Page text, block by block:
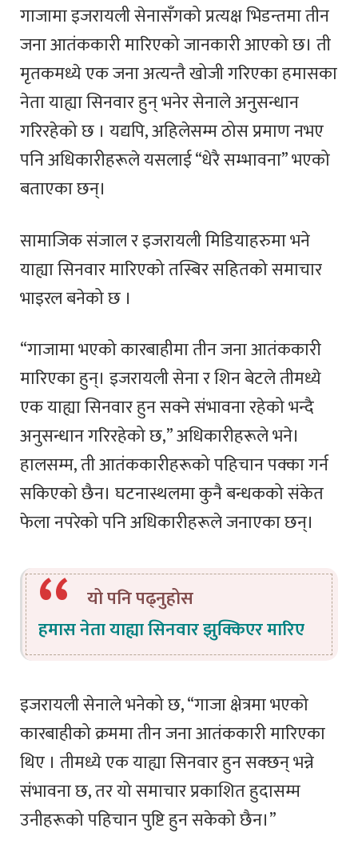
गाजामा इजरायली सेनासँगको प्रत्यक्ष भिडन्तमा तीन
जना आतंककारी मारिएको जानकारी आएको छ। ती
मृतकमध्ये एक जना अत्यन्तै खोजी गरिएका हमासका
नेता याह्या सिनवार हुन् भनेर सेनाले अनुसन्धान
गरिरहेको छ । यद्यपि, अहिलेसम्म ठोस प्रमाण नभए
पनि अधिकारीहरूले यसलाई “धेरै सम्भावना” भएको
बताएका छन्।
सामाजिक संजाल र इजरायली मिडियाहरुमा भने
याह्या सिनवार मारिएको तस्बिर सहितको समाचार
भाइरल बनेको छ ।
“गाजामा भएको कारबाहीमा तीन जना आतंककारी
मारिएका हुन्। इजरायली सेना र शिन बेटले तीमध्ये
एक याह्या सिनवार हुन सक्ने संभावना रहेको भन्दै
अनुसन्धान गरिरहेको छ,” अधिकारीहरूले भने।
हालसम्म, ती आतंककारीहरूको पहिचान पक्का गर्न
सकिएको छैन। घटनास्थलमा कुनै बन्धकको संकेत
फेला नपरेको पनि अधिकारीहरूले जनाएका छन्।
यो पनि पढ्नुहोस
हमास नेता याह्या सिनवार झुक्किएर मारिए
इजरायली सेनाले भनेको छ, “गाजा क्षेत्रमा भएको
कारबाहीको क्रममा तीन जना आतंककारी मारिएका
थिए । तीमध्ये एक याह्या सिनवार हुन सक्छन् भन्ने
संभावना छ, तर यो समाचार प्रकाशित हुदासम्म
उनीहरूको पहिचान पुष्टि हुन सकेको छैन।”